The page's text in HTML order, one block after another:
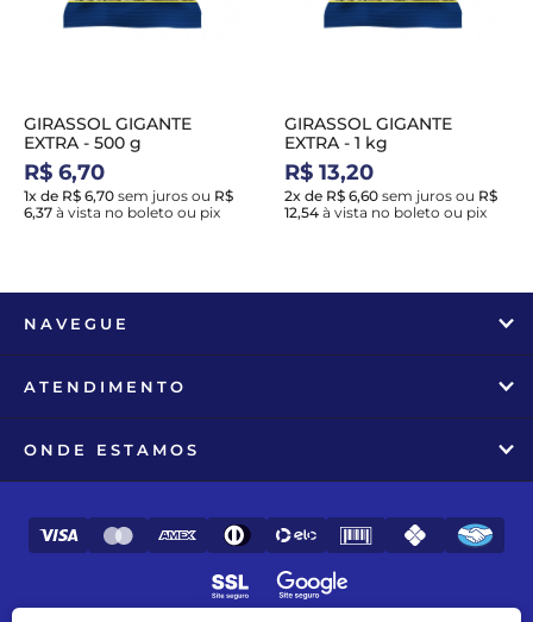
GIRASSOL GIGANTE
EXTRA - 500 g
R$ 6,70
1x de R$ 6,70 sem juros ou R$
6,37 à vista no boleto ou pix
GIRASSOL GIGANTE
EXTRA - 1 kg
R$ 13,20
2x de R$ 6,60 sem juros ou R$
12,54 à vista no boleto ou pix
NAVEGUE
ATENDIMENTO
ONDE ESTAMOS